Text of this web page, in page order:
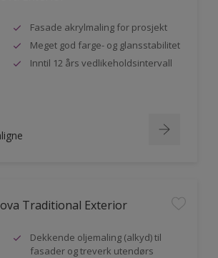
Fasade akrylmaling for prosjekt
Meget god farge- og glansstabilitet
Inntil 12 års vedlikeholdsintervall
Traditional Exterior
Dekkende oljemaling (alkyd) til
fasader og treverk utendørs